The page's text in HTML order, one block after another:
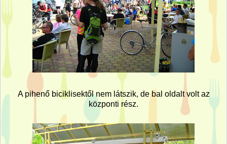
A pihenő biciklisektől nem látszik, de bal oldalt volt az
központi rész.